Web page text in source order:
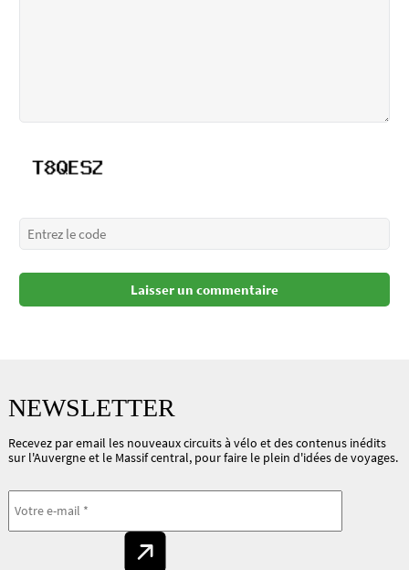
NEWSLETTER
Recevez par email les nouveaux circuits à vélo et des contenus inédits
sur l'Auvergne et le Massif central, pour faire le plein d'idées de voyages.